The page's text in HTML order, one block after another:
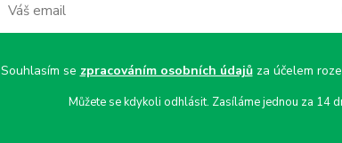
Souhlasím se zpracováním osobních údajůza účelem
Můžete se kdykoli odhlásit. Zasíláme jednou za 14